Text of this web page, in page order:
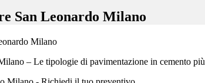
San Leonardo Milano
Milano
– Le tipologie di pavimentazione in cemento